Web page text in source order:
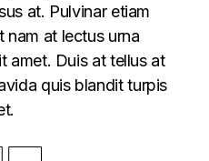
at. Pulvinar etiam
nam at lectus urna
amet. Duis at tellus at
quis blandit turpis